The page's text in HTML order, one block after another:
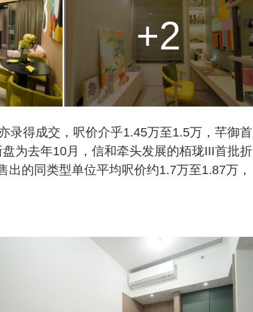
+2
录得成交，呎价介乎1.45万至1.5万，芊御首
为去年10月，信和牵头发展的栢珑III首批折
的同类型单位平均呎价约1.7万至1.87万，